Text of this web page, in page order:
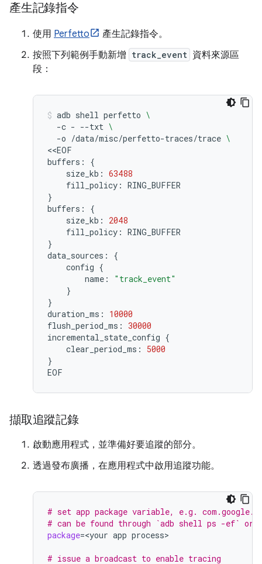
產生記錄指令
使用 Perfetto
產生記錄指令。
按照下列範例手動新增 track_event 資料來源區
段：
adb shell perfetto \
-c - --txt \
-o /data/misc/perfetto-traces/trace \
<<EOF
buffers:
{
size_kb: 63488
fill_policy:
}
buffers:
{
size_kb:
2048
fill_policy:
}
data_sources:
{
config {
name:
"track_event"
}
}
duration_ms:
10000
flush_period_ms: 30000
incremental_state_config {
clear_period_ms:
5000
}
EOF
擷取追蹤記錄
啟動應用程式，並準備好要追蹤的部分。
透過發布廣播，在應用程式中啟用追蹤功能。
# set app package variable, e.g.
# can be found through `adb shell ps -ef` or
package=<your app process>
# issue a broadcast to enable tracing